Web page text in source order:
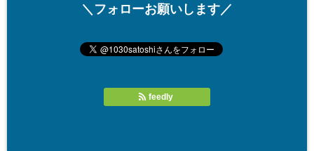
＼フォローお願いします／
feedly